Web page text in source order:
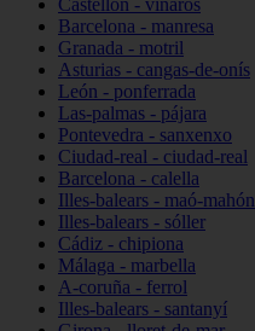
Castellón - vinaròs
Barcelona - manresa
Granada - motril
Asturias - cangas-de-onís
León - ponferrada
Las-palmas - pájara
Pontevedra - sanxenxo
Ciudad-real - ciudad-real
Barcelona - calella
Illes-balears - maó-mahón
Illes-balears - sóller
Cádiz - chipiona
Málaga - marbella
A-coruña - ferrol
Illes-balears - santanyí